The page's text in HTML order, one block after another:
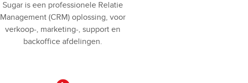
Sugar is een professionele Relatie
Management (CRM) oplossing, voor
verkoop-, marketing-, support en
backoffice afdelingen.